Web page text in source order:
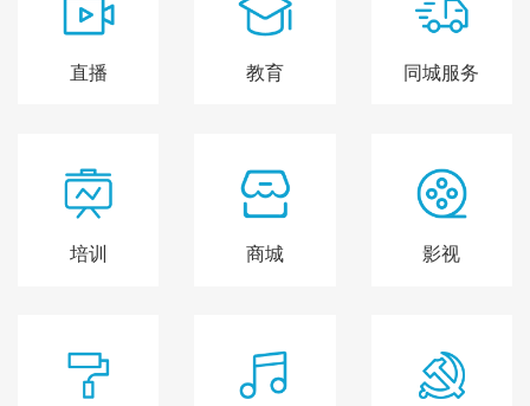
直播 教育 同城服务
培训 商城 影视